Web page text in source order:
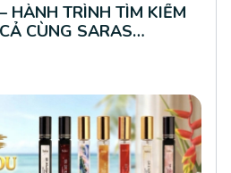
HÀNH TRÌNH TÌM KIẾM
CÙNG SARAS